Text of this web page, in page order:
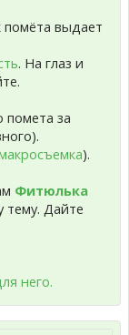
помёта выдает
. На глаз и
помета за
).
Фитюлька
тему. Дайте
него.